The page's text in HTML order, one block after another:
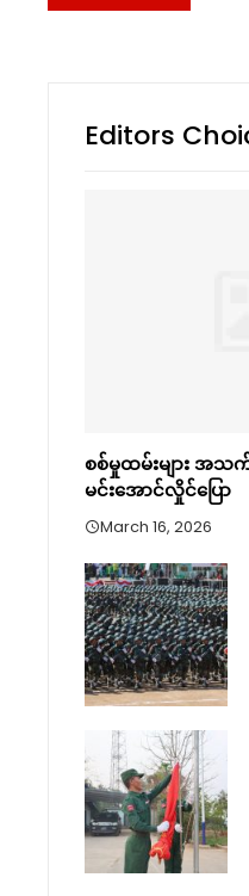
Editors
စစ်မှုထမ်းများ အသ
မင်းအောင်လှိုင်ပြော
March 16, 2026